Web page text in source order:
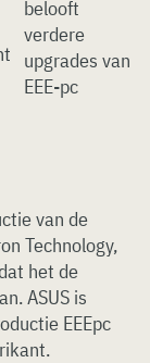
van de
Technology,
het de
ASUS is
EEEpc